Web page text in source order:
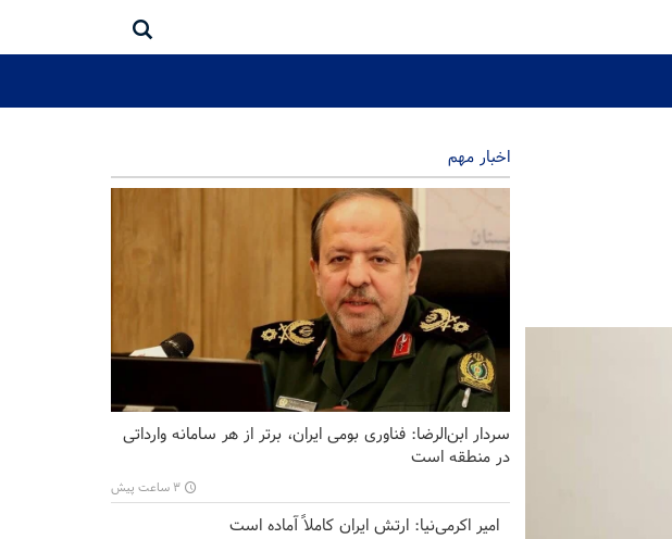
اخبار مهم
سردار ابن‌الرضا: فناوری بومی ایران، برتر از هر سامانه وارداتی
در منطقه است
۳ ساعت پیش
امیر اکرمی‌نیا: ارتش ایران کاملاً آماده است